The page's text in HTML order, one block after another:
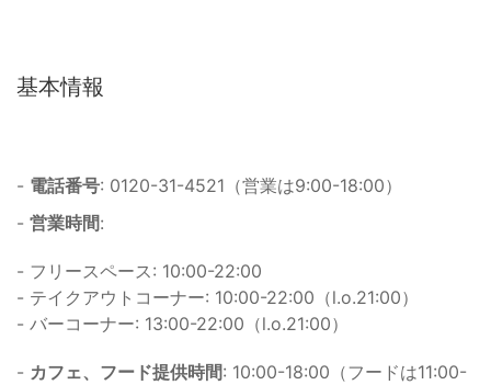
基本情報
- 電話番号: 0120-31-4521（営業は9:00-18:00）
- 営業時間:
- フリースペース: 10:00-22:00
- テイクアウトコーナー: 10:00-22:00（l.o.21:00）
- バーコーナー: 13:00-22:00（l.o.21:00）
- カフェ、フード提供時間: 10:00-18:00（フードは11:00-